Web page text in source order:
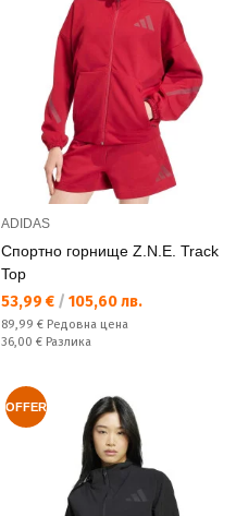
ADIDAS
Спортно горнище Z.N.E. Track
Top
Текуща цена:
53,99 € / 105,60 лв.
Редовна цена:
89,99 € Редовна цена
Спестявате:
36,00 € Разлика
OFFER